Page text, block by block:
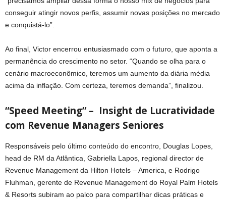
conseguir atingir novos perfis, assumir novas posições no mercado
e conquistá-lo”.
Ao final, Victor encerrou entusiasmado com o futuro, que aponta a
permanência do crescimento no setor. “Quando se olha para o
cenário macroeconômico, teremos um aumento da diária média
acima da inflação. Com certeza, teremos demanda”, finalizou.
“Speed Meeting” – Insight de Lucratividade
com Revenue Managers Seniores
Responsáveis pelo último conteúdo do encontro, Douglas Lopes,
head de RM da Atlântica, Gabriella Lapos, regional director de
Revenue Management da Hilton Hotels – America, e Rodrigo
Fluhman, gerente de Revenue Management do Royal Palm Hotels
& Resorts subiram ao palco para compartilhar dicas práticas e